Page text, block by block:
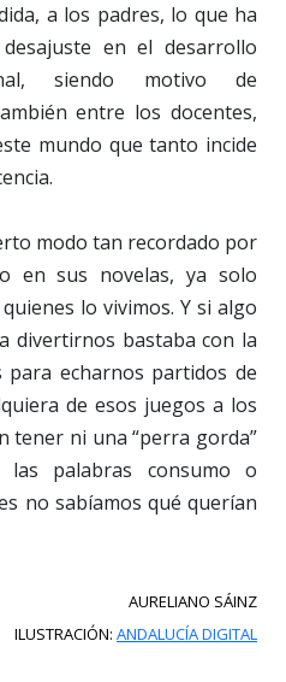
a los padres, lo que ha
en el desarrollo
siendo motivo de
entre los docentes,
mundo que tanto incide
modo tan recordado por
en sus novelas, ya solo
lo vivimos. Y si algo
divertirnos bastaba con la
para echarnos partidos de
de esos juegos a los
tener ni una “perra gorda”
palabras consumo o
no sabíamos qué querían
AURELIANO SÁINZ
ILUSTRACIÓN: ANDALUCÍA DIGITAL